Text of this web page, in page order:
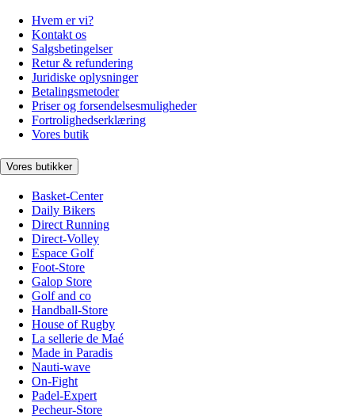
Hvem er vi?
Kontakt os
Salgsbetingelser
Retur & refundering
Juridiske oplysninger
Betalingsmetoder
Priser og forsendelsesmuligheder
Fortrolighedserklæring
Vores butik
Vores butikker
Basket-Center
Daily Bikers
Direct Running
Direct-Volley
Espace Golf
Foot-Store
Galop Store
Golf and co
Handball-Store
House of Rugby
La sellerie de Maé
Made in Paradis
Nauti-wave
On-Fight
Padel-Expert
Pecheur-Store